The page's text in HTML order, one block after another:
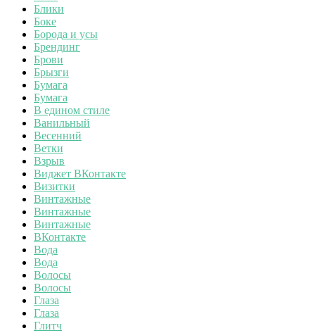
Блики
Боке
Борода и усы
Брендинг
Брови
Брызги
Бумага
Бумага
В едином стиле
Ванильный
Весенний
Ветки
Взрыв
Виджет ВКонтакте
Визитки
Винтажные
Винтажные
Винтажные
ВКонтакте
Вода
Вода
Волосы
Волосы
Глаза
Глаза
Глитч